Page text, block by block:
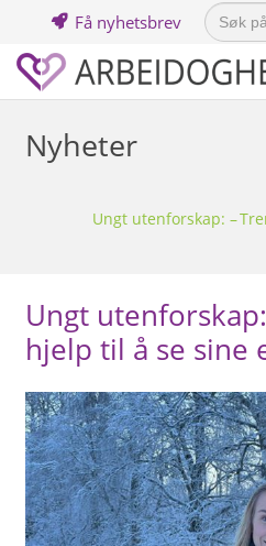
Få nyhetsbrev
Search
for:
Nyheter
Ungt utenforskap: –
Ungt
hjelp til å se sine